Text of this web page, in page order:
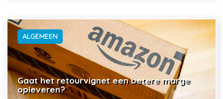
ALGEMEEN
Gaat het retourvignet een betere marge
opleveren?